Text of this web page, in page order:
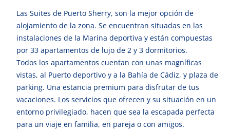
Las Suites de Puerto Sherry, son la mejor opción de
alojamiento de la zona. Se encuentran situadas en las
instalaciones de la Marina deportiva y están compuestas
por 33 apartamentos de lujo de 2 y 3 dormitorios.
Todos los apartamentos cuentan con unas magníficas
vistas, al Puerto deportivo y a la Bahía de Cádiz, y plaza de
parking. Una estancia premium para disfrutar de tus
vacaciones. Los servicios que ofrecen y su situación en un
entorno privilegiado, hacen que sea la escapada perfecta
para un viaje en familia, en pareja o con amigos.